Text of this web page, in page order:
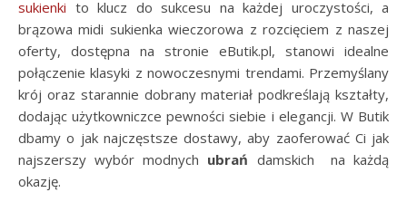
sukienki to klucz do sukcesu na każdej uroczystości, a
brązowa midi sukienka wieczorowa z rozcięciem z naszej
oferty, dostępna na stronie eButik.pl, stanowi idealne
połączenie klasyki z nowoczesnymi trendami. Przemyślany
krój oraz starannie dobrany materiał podkreślają kształty,
dodając użytkowniczce pewności siebie i elegancji. W Butik
dbamy o jak najczęstsze dostawy, aby zaoferować Ci jak
najszerszy wybór modnych ubrań damskich na każdą
okazję.